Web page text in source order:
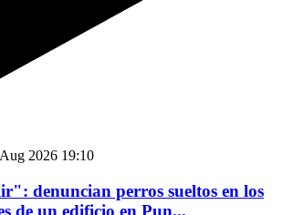
2026 19:10
denuncian perros sueltos en los
de un edificio en Pun...